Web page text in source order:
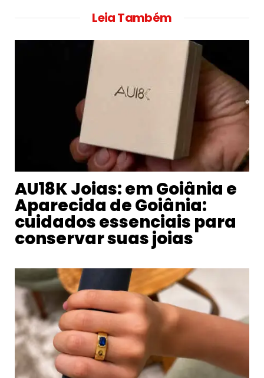
Leia Também
AU18K Joias: em Goiânia e
Aparecida de Goiânia:
cuidados essenciais para
conservar suas joias